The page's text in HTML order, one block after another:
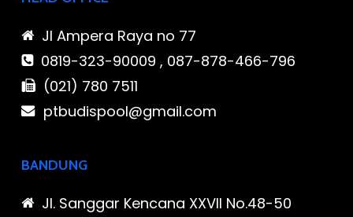
Jl Ampera Raya no 77
0819-323-90009 , 087-878-466-796
(021) 780 7511
ptbudispool@gmail.com
BANDUNG
Jl. Sanggar Kencana XXVII No.48-50